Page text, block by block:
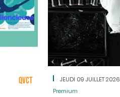
QVCT JEUDI 09 JUILLET 2026
Premium